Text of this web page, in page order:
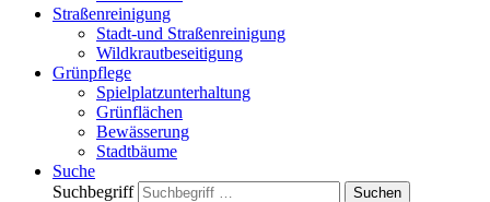
Straßenreinigung
Stadt-und Straßenreinigung
Wildkrautbeseitigung
Grünpflege
Spielplatzunterhaltung
Grünflächen
Bewässerung
Stadtbäume
Suche
Suchbegriff